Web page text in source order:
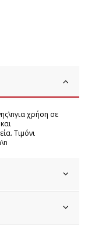
χρήση σε
Τιμόνι